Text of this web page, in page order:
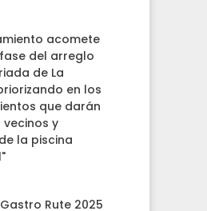
acomete
del arreglo
de La
en los
que darán
vecinos y
la piscina
Rute 2025